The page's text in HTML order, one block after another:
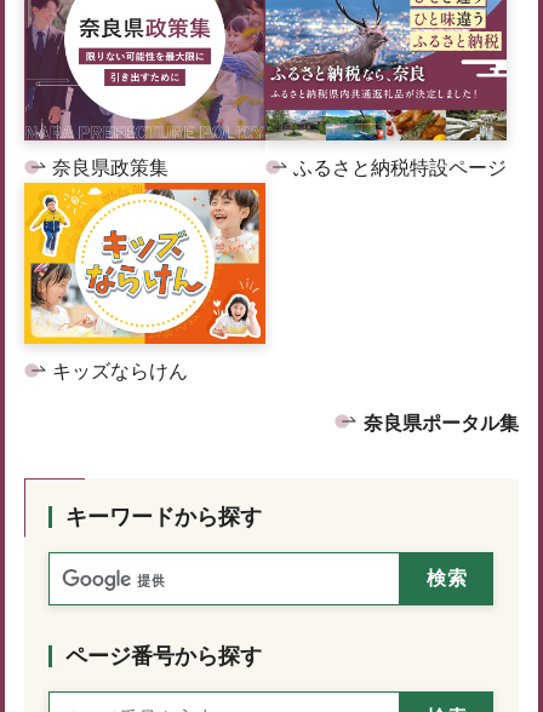
奈良県政策集 ふるさと納税特設ページ
キッズならけん
奈良県ポータル集
キーワードから探す
ページ番号から探す